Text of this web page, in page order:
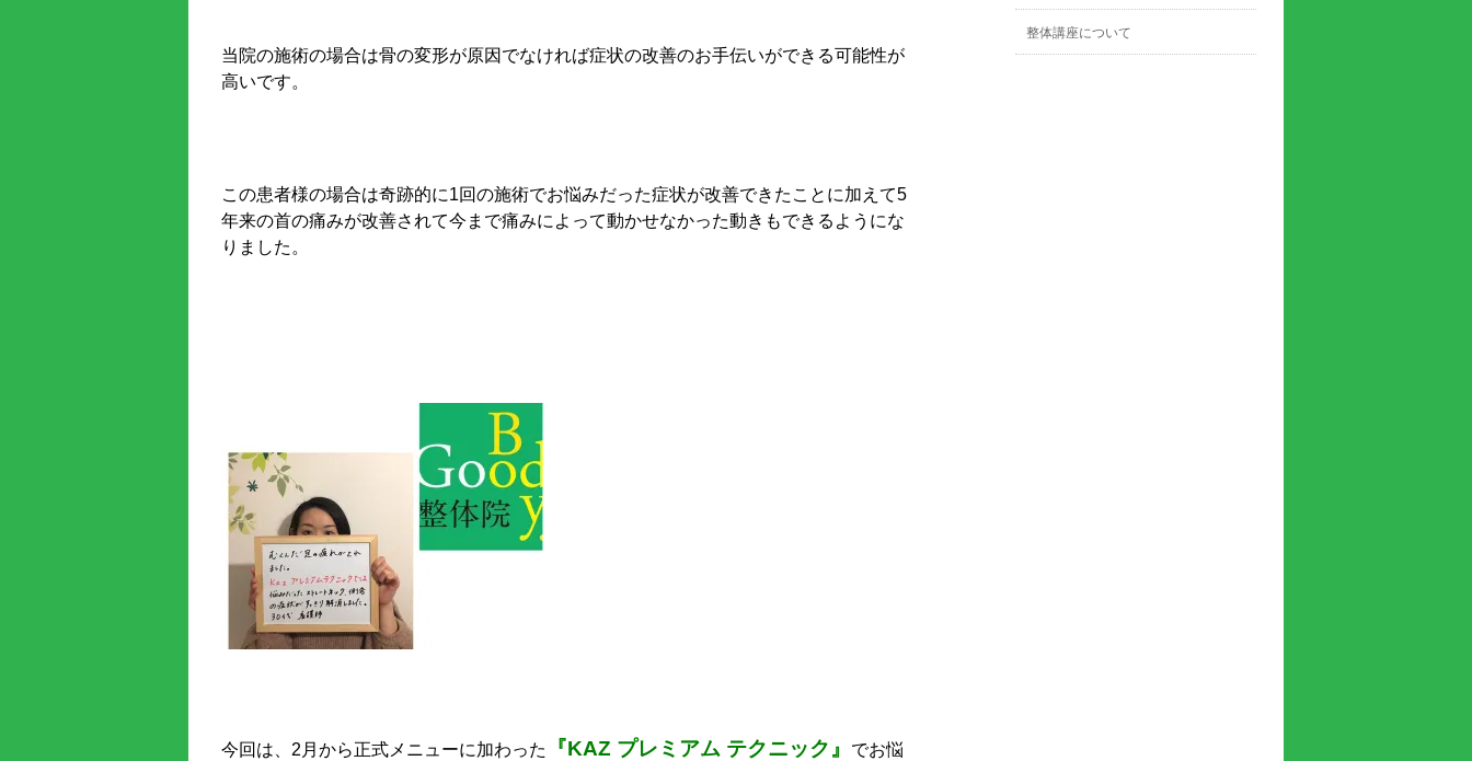
当院の施術の場合は骨の変形が原因でなければ症状の改善のお手伝いができる可能性が
高いです。
この患者様の場合は奇跡的に1回の施術でお悩みだった症状が改善できたことに加えて5
年来の首の痛みが改善されて今まで痛みによって動かせなかった動きもできるようにな
りました。
今回は、2月から正式メニューに加わった 『KAZ プレミアム テクニック』
でお悩
整体講座について